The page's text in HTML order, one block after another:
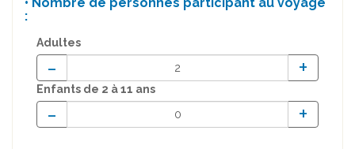
• Nombre de personnes participant au voyage
:
Adultes
- +
Enfants de 2 à 11 ans
- +